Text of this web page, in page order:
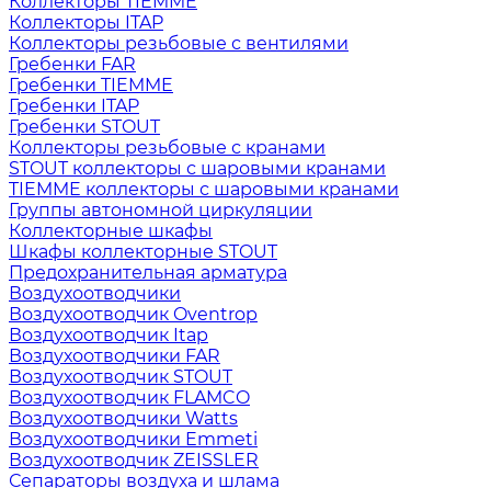
Коллекторы ITAP
Коллекторы резьбовые с вентилями
Гребенки FAR
Гребенки TIEMME
Гребенки ITAP
Гребенки STOUT
Коллекторы резьбовые с кранами
STOUT коллекторы с шаровыми кранами
TIEMME коллекторы с шаровыми кранами
Группы автономной циркуляции
Коллекторные шкафы
Шкафы коллекторные STOUT
Предохранительная арматура
Воздухоотводчики
Воздухоотводчик Oventrop
Воздухоотводчик Itap
Воздухоотводчики FAR
Воздухоотводчик STOUT
Воздухоотводчик FLAMCO
Воздухоотводчики Watts
Воздухоотводчики Emmeti
Воздухоотводчик ZEISSLER
Сепараторы воздуха и шлама